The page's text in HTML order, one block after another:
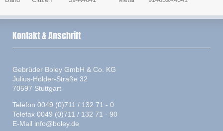
Kontakt & Anschrift
Gebrüder Boley GmbH & Co. KG
Julius-Hölder-Straße 32
70597 Stuttgart
Telefon 0049 (0)711 / 132 71 - 0
Telefax 0049 (0)711 / 132 71 - 90
E-Mail info@boley.de